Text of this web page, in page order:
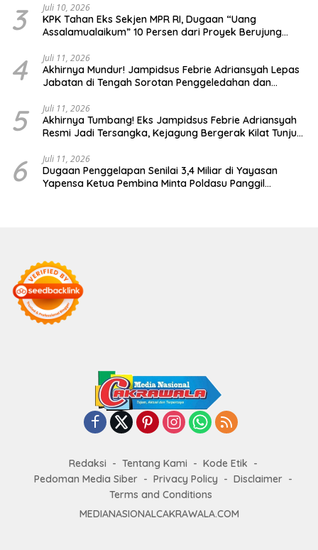
3 Juli 10, 2026
KPK Tahan Eks Sekjen MPR RI, Dugaan “Uang
Assalamualaikum” 10 Persen dari Proyek Berujung
4 Juli 11, 2026
Akhirnya Mundur! Jampidsus Febrie Adriansyah Lepas
Jabatan di Tengah Sorotan Penggeledahan dan
5 Juli 11, 2026
Akhirnya Tumbang! Eks Jampidsus Febrie Adriansyah
Resmi Jadi Tersangka, Kejagung Bergerak Kilat Tunjuk
6 Juli 11, 2026
Dugaan Penggelapan Senilai 3,4 Miliar di Yayasan
Yapensa Ketua Pembina Minta Poldasu Panggil
Redaksi Tentang Kami
Kode Etik
Pedoman Media Siber
Privacy Policy
Disclaimer
Terms and Conditions
MEDIANASIONALCAKRAWALA.COM